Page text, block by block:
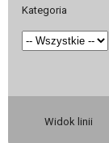
Kategoria
Widok linii